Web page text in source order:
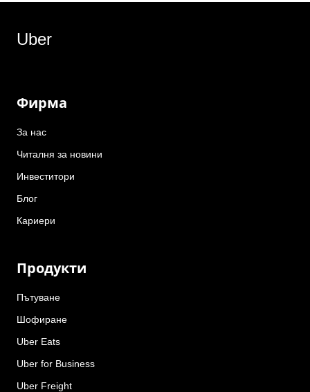
Uber
Фирма
За нас
Читалня за новини
Инвеститори
Блог
Кариери
Продукти
Пътуване
Шофиране
Uber Eats
Uber for Business
Uber Freight